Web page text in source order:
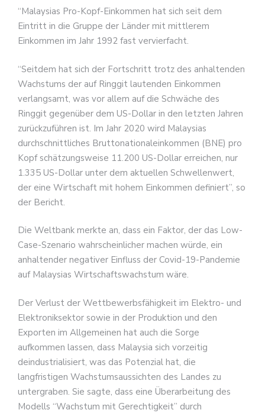
“Malaysias Pro-Kopf-Einkommen hat sich seit dem
Eintritt in die Gruppe der Länder mit mittlerem
Einkommen im Jahr 1992 fast vervierfacht.
“Seitdem hat sich der Fortschritt trotz des anhaltenden
Wachstums der auf Ringgit lautenden Einkommen
verlangsamt, was vor allem auf die Schwäche des
Ringgit gegenüber dem US-Dollar in den letzten Jahren
zurückzuführen ist. Im Jahr 2020 wird Malaysias
durchschnittliches Bruttonationaleinkommen (BNE) pro
Kopf schätzungsweise 11.200 US-Dollar erreichen, nur
1.335 US-Dollar unter dem aktuellen Schwellenwert,
der eine Wirtschaft mit hohem Einkommen definiert”, so
der Bericht.
Die Weltbank merkte an, dass ein Faktor, der das Low-
Case-Szenario wahrscheinlicher machen würde, ein
anhaltender negativer Einfluss der Covid-19-Pandemie
auf Malaysias Wirtschaftswachstum wäre.
Der Verlust der Wettbewerbsfähigkeit im Elektro- und
Elektroniksektor sowie in der Produktion und den
Exporten im Allgemeinen hat auch die Sorge
aufkommen lassen, dass Malaysia sich vorzeitig
deindustrialisiert, was das Potenzial hat, die
langfristigen Wachstumsaussichten des Landes zu
untergraben. Sie sagte, dass eine Überarbeitung des
Modells “Wachstum mit Gerechtigkeit” durch